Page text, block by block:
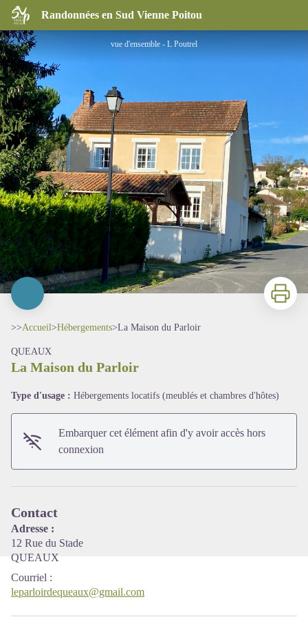
Randonnées en Sud Vienne Poitou
La Maison du Parloir
vue d'ensemble - L Poutrel
Voir l'image en plein écran
Imprimer
>>Accueil>Hébergements>La Maison du Parloir
QUEAUX
La Maison du Parloir
Type d'usage : Hébergements locatifs (meublés et chambres d'hôtes)
Embarquer cet élément afin d'y avoir accès hors
connexion
Contact
Adresse :
12 Rue du Stade
QUEAUX
Courriel :
leparloirdequeaux@gmail.com